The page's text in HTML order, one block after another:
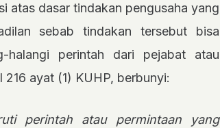
atas dasar tindakan pengusaha yang
sebab tindakan tersebut bisa
halangi perintah dari pejabat atau
ayat (1) KUHP, berbunyi:
perintah atau permintaan yang